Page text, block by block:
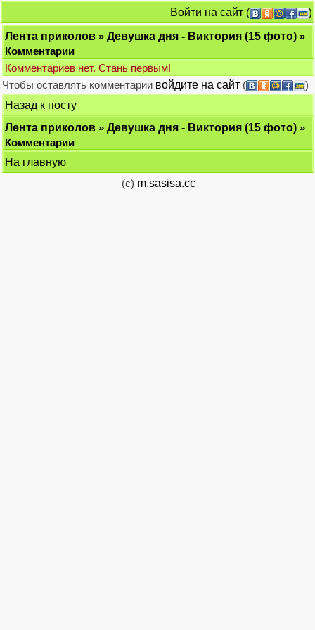
Войти на сайт (
)
Лента приколов » Девушка дня - Виктория (15 фото) »
Комментарии
Комментариев нет. Стань первым!
Чтобы оставлять комментарии войдите на сайт (
)
Назад к посту
Лента приколов » Девушка дня - Виктория (15 фото) »
Комментарии
На главную
(c) m.sasisa.cc